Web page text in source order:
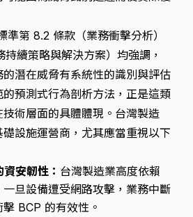
準第 8.2 條款（業務衝擊分析）
續策略與解決方案）均強調，
潛在威脅有系統性的識別與評估
預測式行為剖析方法，正是這類
技術層面的具體體現。台灣製造
設施運營商，尤其應當重視以下
安韌性： 台灣製造業高度依賴
旦設備遭受網路攻擊，業務中斷
BCP 的有效性。